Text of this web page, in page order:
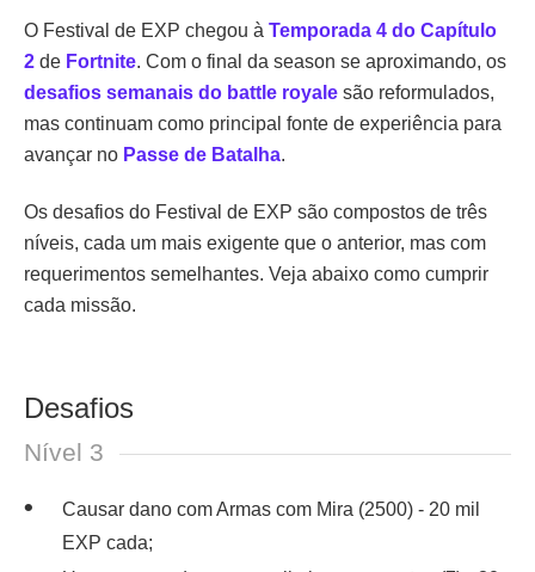
O Festival de EXP chegou à Temporada 4 do Capítulo
2 de Fortnite. Com o final da season se aproximando, os
desafios semanais do battle royale são reformulados,
mas continuam como principal fonte de experiência para
avançar no Passe de Batalha.
Os desafios do Festival de EXP são compostos de três
níveis, cada um mais exigente que o anterior, mas com
requerimentos semelhantes. Veja abaixo como cumprir
cada missão.
Desafios
Nível 3
Causar dano com Armas com Mira (2500) - 20 mil
EXP cada;